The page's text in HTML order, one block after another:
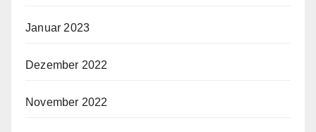
Januar 2023
Dezember 2022
November 2022